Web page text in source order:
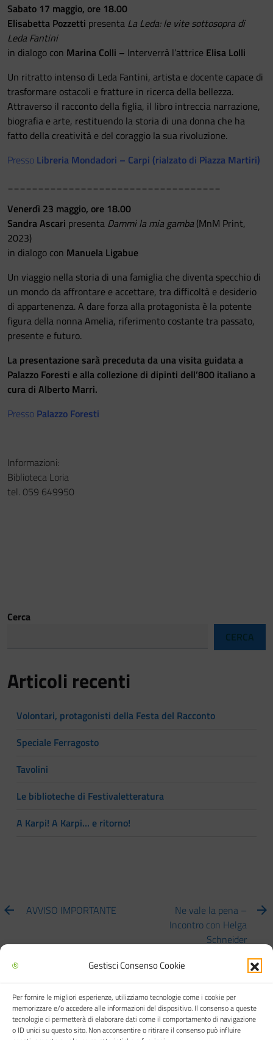
Gestisci Consenso Cookie
Per fornire le migliori esperienze, utilizziamo tecnologie come i cookie per
memorizzare e/o accedere alle informazioni del dispositivo. Il consenso a queste
tecnologie ci permetterà di elaborare dati come il comportamento di navigazione
o ID unici su questo sito. Non acconsentire o ritirare il consenso può influire
Sabato 17 maggio, ore 18.00
Elisabetta Pozzetti presenta La Leda: le vite sottosopra di
Leda Fantini
in dialogo con Marina Colli – Interverrà l’attrice Elisa Lolli
Un ritratto intenso di Leda Fantini, artista e docente capace di
trasformare ostacoli e fratture in ricerca della bellezza.
Attraverso il racconto della figlia, il libro intreccia narrazione,
biografia e arte, restituendo la storia di una donna che ha
fatto della creatività e del coraggio la sua rivoluzione.
Presso Libreria Mondadori – Carpi (rialzato di Piazza Martiri)
Venerdì 23 maggio, ore 18.00
Sandra Ascari presenta Dammi la mia gamba (MnM Print,
2023)
in dialogo con Manuela Ligabue
Un viaggio nella storia di una famiglia che diventa specchio di
un mondo da affrontare e accettare, tra difficoltà e desiderio
di appartenenza. A dare forza alla protagonista è la potente
figura della nonna Amelia, riferimento costante tra passato,
presente e futuro.
La presentazione sarà preceduta da una visita guidata a
Palazzo Foresti e alla collezione di dipinti dell’800 italiano a
cura di Alberto Marri.
Presso Palazzo Foresti
Informazioni:
Biblioteca Loria
tel. 059 649950
Cerca
CERCA
Articoli recenti
Volontari, protagonisti della Festa del Racconto
Speciale Ferragosto
Tavolini
Le biblioteche di Festivaletteratura
A Karpi! A Karpi… e ritorno!
AVVISO IMPORTANTE
Ne vale la pena –
Incontro con Helga
Schneider
Biblioteca multimediale "Arturo Loria"